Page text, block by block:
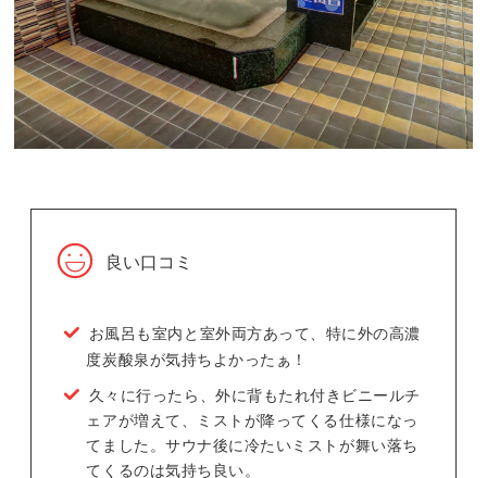
良い口コミ
お風呂も室内と室外両方あって、特に外の高濃
度炭酸泉が気持ちよかったぁ！
久々に行ったら、外に背もたれ付きビニールチ
ェアが増えて、ミストが降ってくる仕様になっ
てました。サウナ後に冷たいミストが舞い落ち
てくるのは気持ち良い。